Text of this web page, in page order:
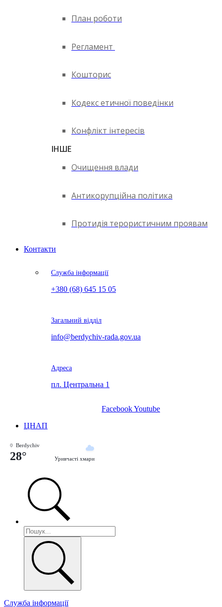
План роботи
Регламент
Кошторис
Кодекс етичної поведінки
Конфлікт інтересів
ІНШЕ
Очищення влади
Антикорупційна політика
Протидія терористичним проявам
Контакти
Служба інформації
+380 (68) 645 15 05
Загальний відділ
info@berdychiv-rada.gov.ua
Адреса
пл. Центральна 1
FacebookYoutube
ЦНАП
Berdychiv
28° Уривчасті хмари
Служба інформації